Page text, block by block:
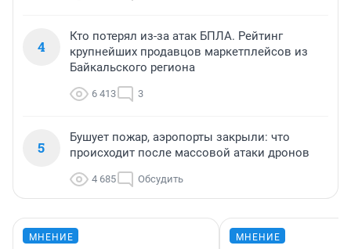
4
Кто потерял из-за атак БПЛА. Рейтинг
крупнейших продавцов маркетплейсов из
Байкальского региона
6 413 3
5
Бушует пожар, аэропорты закрыли: что
происходит после массовой атаки дронов
4 685 Обсудить
МНЕНИЕ МНЕНИЕ